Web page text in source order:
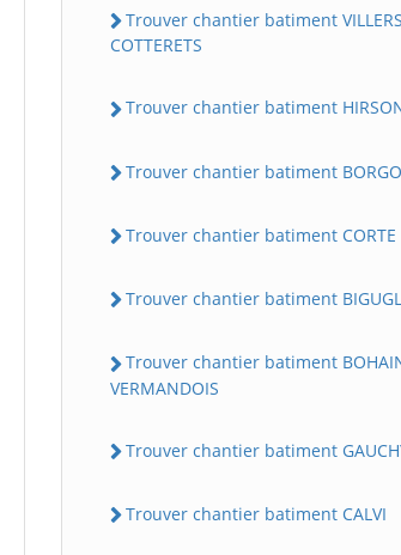
Trouver chantier batiment
COTTERETS
Trouver chantier batiment
Trouver chantier batiment BORGO
Trouver chantier batiment CORTE
Trouver chantier batiment
Trouver chantier batiment
VERMANDOIS
Trouver chantier batiment
Trouver chantier batiment CALVI